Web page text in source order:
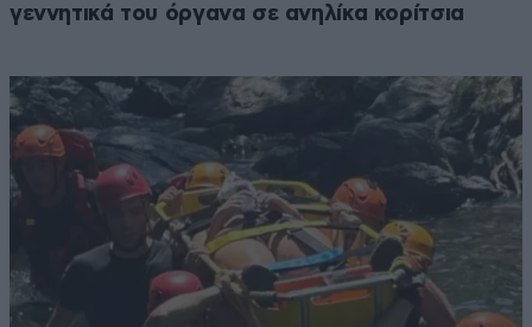
γεννητικά του όργανα σε ανηλίκα κορίτσια